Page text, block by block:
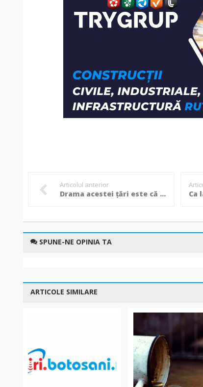
Articolul anterior
Drama acestei țări este că nu reușește să aducă pe scena vieții publice decât personaje caricaturale și grobiene
SPUNE-NE OPINIA TA
ARTICOLE SIMILARE